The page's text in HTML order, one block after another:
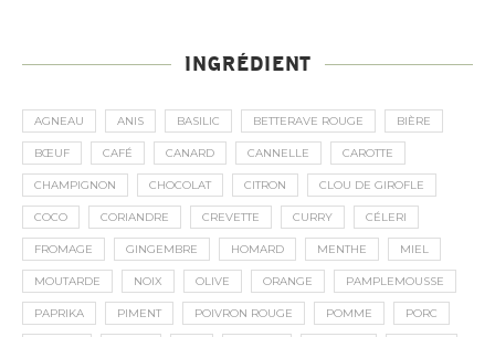
INGRÉDIENT
AGNEAU ANIS BASILIC BETTERAVE ROUGE BIÈRE
BŒUF CAFÉ CANARD CANNELLE CAROTTE
CHAMPIGNON CHOCOLAT CITRON CLOU DE GIROFLE
COCO CORIANDRE CREVETTE CURRY CÉLERI
FROMAGE GINGEMBRE HOMARD MENTHE MIEL
MOUTARDE NOIX OLIVE ORANGE PAMPLEMOUSSE
PAPRIKA PIMENT POIVRON ROUGE POMME PORC